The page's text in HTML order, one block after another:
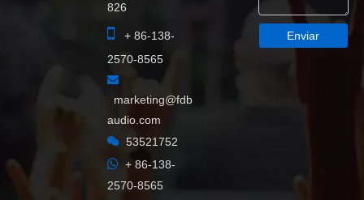
826

+ 86-138-
2570-8565

marketing@fdb
audio.com
 53521752
 + 86-138-
2570-8565
Enviar